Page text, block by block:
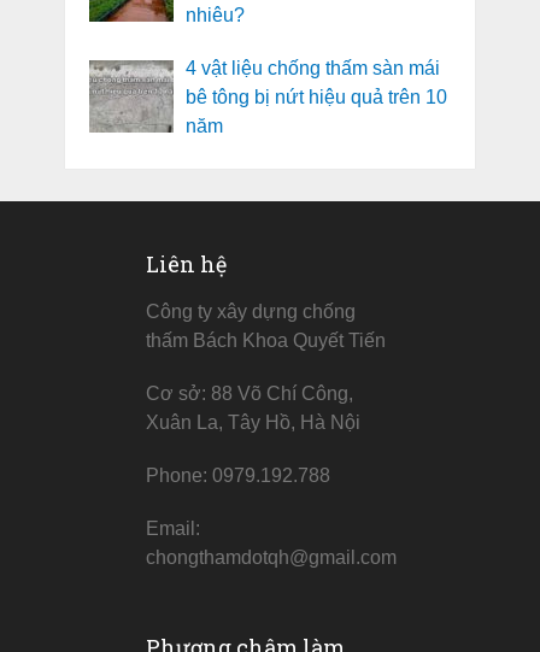
nhiêu?
4 vật liệu chống thấm sàn mái
bê tông bị nứt hiệu quả trên 10
năm
Liên hệ
Công ty xây dựng chống
thấm Bách Khoa Quyết Tiến
Cơ sở: 88 Võ Chí Công,
Xuân La, Tây Hồ, Hà Nội
Phone: 0979.192.788
Email:
chongthamdotqh@gmail.com